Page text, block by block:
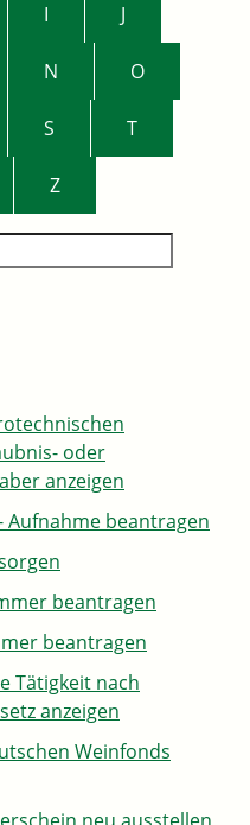
I J
N O
S T
Z
oder
anzeigen
Aufnahme beantragen
beantragen
beantragen
Tätigkeit nach
anzeigen
Weinfonds